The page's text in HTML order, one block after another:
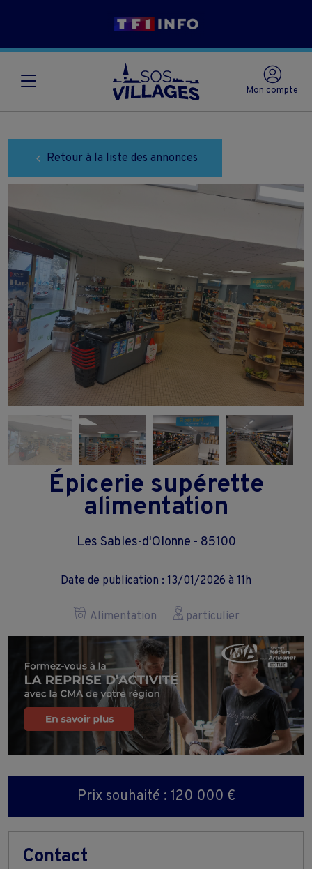
Mon compte
Retour à la liste des annonces
Épicerie supérette
alimentation
Les Sables-d'Olonne - 85100
Date de publication : 13/01/2026 à 11h
Alimentation particulier
Prix souhaité : 120 000 €
Contact